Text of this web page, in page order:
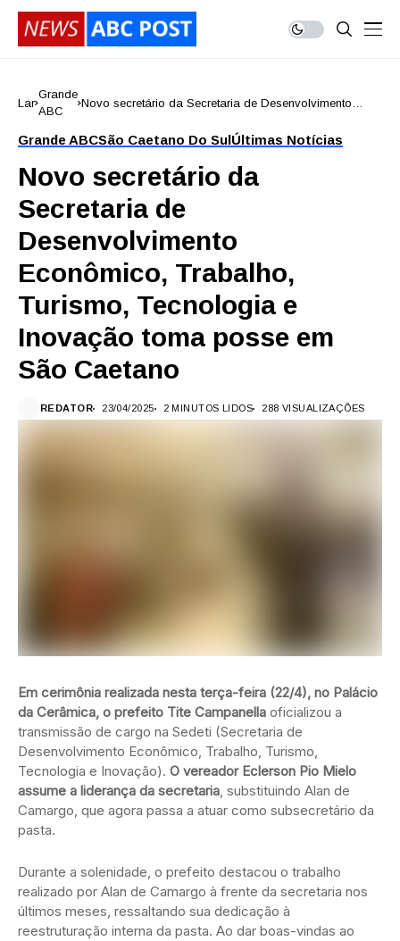
Lar
Grande
ABC
Novo secretário da Secretaria de Desenvolvimento
toma posse em São Caetano
Grande ABCSão Caetano Do SulÚltimas Notícias
Novo secretário da
Secretaria de
Desenvolvimento
Econômico, Trabalho,
Turismo, Tecnologia e
Inovação toma posse em
São Caetano
REDATOR 23/04/2025 2 MINUTOS LIDOS 288 VISUALIZAÇÕES
Em cerimônia realizada nesta terça-feira (22/4), no Palácio
da Cerâmica, o prefeito Tite Campanella oficializou a
transmissão de cargo na Sedeti (Secretaria de
Desenvolvimento Econômico, Trabalho, Turismo,
Tecnologia e Inovação). O vereador Eclerson Pio Mielo
assume a liderança da secretaria, substituindo Alan de
Camargo, que agora passa a atuar como subsecretário da
pasta.
Durante a solenidade, o prefeito destacou o trabalho
realizado por Alan de Camargo à frente da secretaria nos
últimos meses, ressaltando sua dedicação à
reestruturação interna da pasta. Ao dar boas-vindas ao